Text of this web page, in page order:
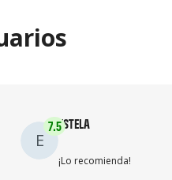
E
7.5ESTELA
¡Lo recomienda!